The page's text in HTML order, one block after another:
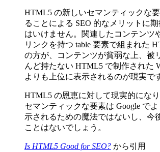
HTML5 の新しいセマンティックな
ることによる SEO 的なメリットに
はいけません。関連したコンテンツ
リンクを持つ table 要素で組まれた
の方が、コンテンツが貧弱な上、被
んど持たない HTML5 で制作された
よりも上位に表示されるのが現実で
HTML5 の恩恵に対して現実的になり
セマンティックな要素は Google で
示されるための魔法ではないし、今
ことはないでしょう。
Is HTML5 Good for SEO? から引用